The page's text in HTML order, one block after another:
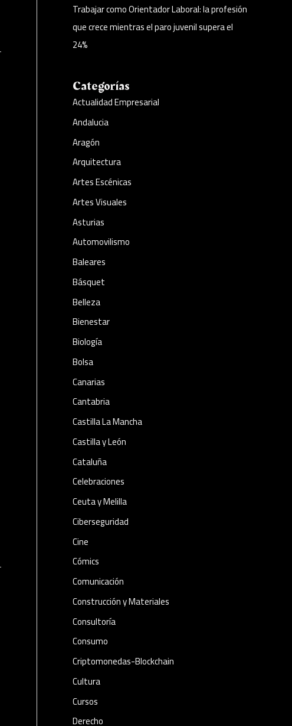
Trabajar como Orientador Laboral: la profesión
que crece mientras el paro juvenil supera el
24%
Categorías
Actualidad Empresarial
Andalucia
Aragón
Arquitectura
Artes Escénicas
Artes Visuales
Asturias
Automovilismo
Baleares
Básquet
Belleza
Bienestar
Biología
Bolsa
Canarias
Cantabria
Castilla La Mancha
Castilla y León
Cataluña
Celebraciones
Ceuta y Melilla
Ciberseguridad
Cine
Cómics
Comunicación
Construcción y Materiales
Consultoría
Consumo
Criptomonedas-Blockchain
Cultura
Cursos
Derecho